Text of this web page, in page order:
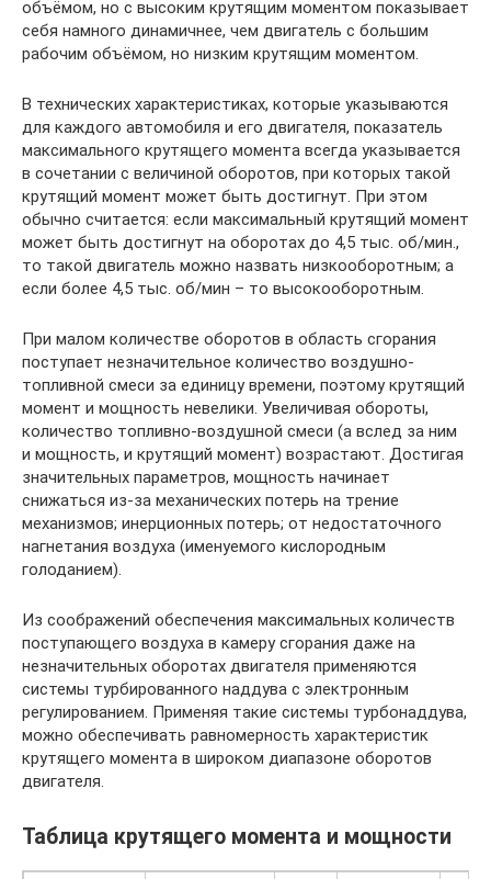
объёмом, но с высоким крутящим моментом показывает
себя намного динамичнее, чем двигатель с большим
рабочим объёмом, но низким крутящим моментом.
В технических характеристиках, которые указываются
для каждого автомобиля и его двигателя, показатель
максимального крутящего момента всегда указывается
в сочетании с величиной оборотов, при которых такой
крутящий момент может быть достигнут. При этом
обычно считается: если максимальный крутящий момент
может быть достигнут на оборотах до 4,5 тыс. об/мин.,
то такой двигатель можно назвать низкооборотным; а
если более 4,5 тыс. об/мин – то высокооборотным.
При малом количестве оборотов в область сгорания
поступает незначительное количество воздушно-
топливной смеси за единицу времени, поэтому крутящий
момент и мощность невелики. Увеличивая обороты,
количество топливно-воздушной смеси (а вслед за ним
и мощность, и крутящий момент) возрастают. Достигая
значительных параметров, мощность начинает
снижаться из-за механических потерь на трение
механизмов; инерционных потерь; от недостаточного
нагнетания воздуха (именуемого кислородным
голоданием).
Из соображений обеспечения максимальных количеств
поступающего воздуха в камеру сгорания даже на
незначительных оборотах двигателя применяются
системы турбированного наддува с электронным
регулированием. Применяя такие системы турбонаддува,
можно обеспечивать равномерность характеристик
крутящего момента в широком диапазоне оборотов
двигателя.
Таблица крутящего момента и мощности